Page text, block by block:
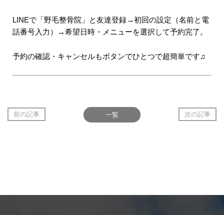
LINEで「野毛整骨院」と友達登録→初回の設定（名前と電
話番号入力）→希望日時・メニューを選択して予約完了。
予約の確認・キャンセルもボタンでひとつで超簡単です♫
前の記事 一覧 次の記事